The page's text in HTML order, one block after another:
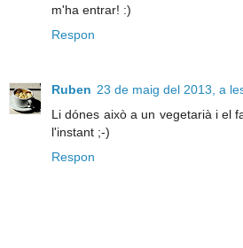
m'ha entrar! :)
Respon
Ruben 23 de maig del 2013, a
Li dónes això a un vegetarià i el
l'instant ;-)
Respon